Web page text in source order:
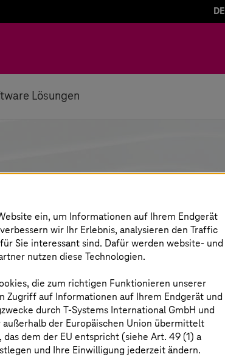
DE
Lösungen
ein, um Informationen auf Ihrem Endgerät
wir Ihr Erlebnis, analysieren den Traffic
Sie interessant sind. Dafür werden website- und
nutzen diese Technologien.
die zum richtigen Funktionieren unserer
Zugriff auf Informationen auf Ihrem Endgerät und
durchT-Systems International GmbH und
der Europäischen Union übermittelt
dem der EU entspricht (siehe Art. 49 (1) a
und Ihre Einwilligung jederzeit ändern.